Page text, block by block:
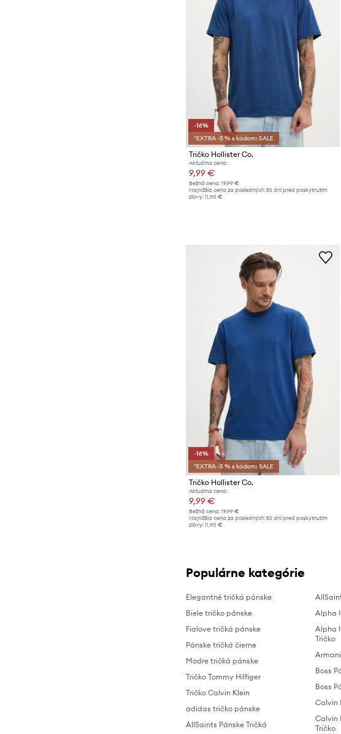
-16%
*EXTRA -5 % s kódom: SALE
Tričko Hollister Co.
Aktuálna cena:
9,99 €
Bežná cena: 19,99 €
Najnižšia cena za posledných 30 dní pred poskytnutím
zľavy: 11,90 €
-16%
*EXTRA -5 % s kódom: SALE
Tričko Hollister Co.
Aktuálna cena:
9,99 €
Bežná cena: 19,99 €
Najnižšia cena za posledných 30 dní pred poskytnutím
zľavy: 11,90 €
Populárne kategórie
Elegantné tričká pánske
Biele tričko pánske
Fialove tričká pánske
Pánske tričká čierne
Modre tričká pánske
Tričko Tommy Hilfiger
Tričko Calvin Klein
adidas tričko pánske
AllSaints Pánske Tričká
Alpha
Alpha
Tričko
Boss
Boss
Calvin
Calvin
Tričko